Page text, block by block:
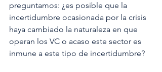
preguntamos: ¿es posible que la
incertidumbre ocasionada por la crisis
haya cambiado la naturaleza en que
operan los VC o acaso este sector es
inmune a este tipo de incertidumbre?